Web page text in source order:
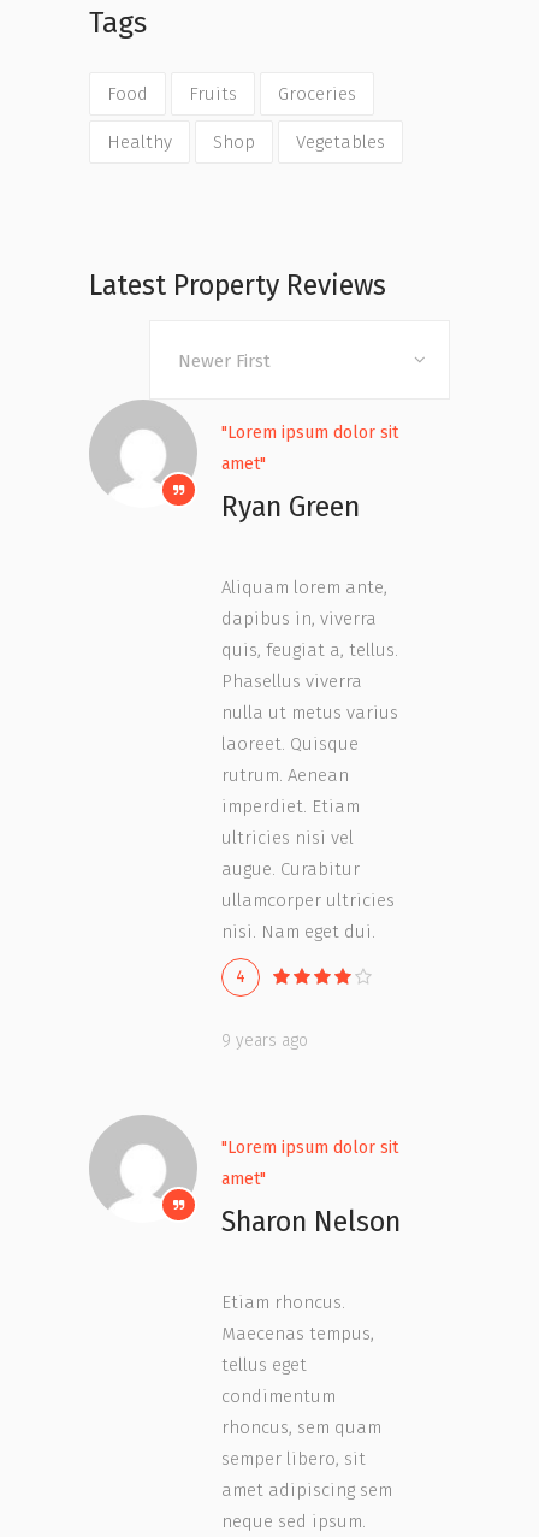
Tags
Food Fruits Groceries
Healthy Shop Vegetables
Latest Property Reviews
Newer First
"Lorem ipsum dolor sit
amet"
Ryan Green
Aliquam lorem ante,
dapibus in, viverra
quis, feugiat a, tellus.
Phasellus viverra
nulla ut metus varius
laoreet. Quisque
rutrum. Aenean
imperdiet. Etiam
ultricies nisi vel
augue. Curabitur
ullamcorper ultricies
nisi. Nam eget dui.
4
9 years ago
"Lorem ipsum dolor sit
amet"
Sharon Nelson
Etiam rhoncus.
Maecenas tempus,
tellus eget
condimentum
rhoncus, sem quam
semper libero, sit
amet adipiscing sem
neque sed ipsum.